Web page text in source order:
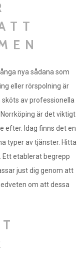
nya sådana som
eller rörspolning är
av professionella
är det viktigt
efter. Idag finns det en
typer av tjänster. Hitta
etablerat begrepp
just dig genom att
om att dessa